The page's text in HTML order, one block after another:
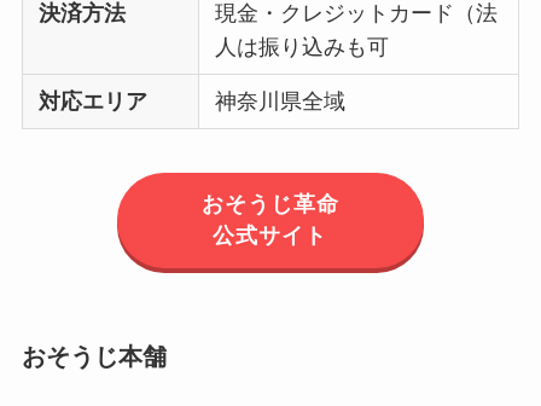
決済方法
現金・クレジットカード（法
人は振り込みも可
対応エリア 神奈川県全域
おそうじ革命
公式サイト
おそうじ本舗